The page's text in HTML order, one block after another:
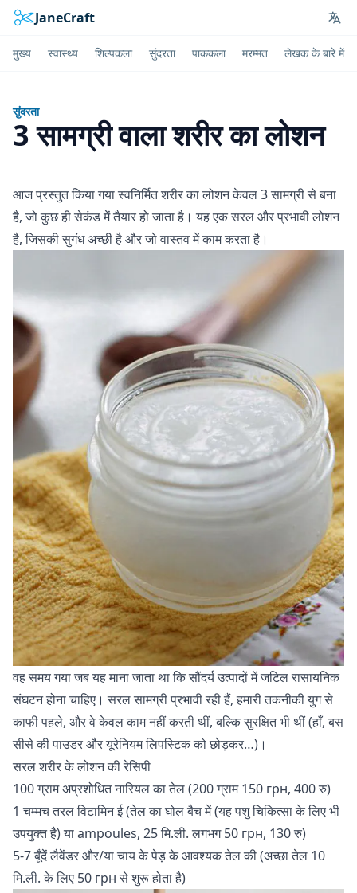
JaneCraft
मुख्य स्वास्थ्य शिल्पकला सुंदरता पाककला मरम्मत लेखक के बारे में
सुंदरता
3 सामग्री वाला शरीर का लोशन
आज प्रस्तुत किया गया स्वनिर्मित शरीर का लोशन केवल 3 सामग्री से बना
है, जो कुछ ही सेकंड में तैयार हो जाता है। यह एक सरल और प्रभावी लोशन
है, जिसकी सुगंध अच्छी है और जो वास्तव में काम करता है।
वह समय गया जब यह माना जाता था कि सौंदर्य उत्पादों में जटिल रासायनिक
संघटन होना चाहिए। सरल सामग्री प्रभावी रही हैं, हमारी तकनीकी युग से
काफी पहले, और वे केवल काम नहीं करती थीं, बल्कि सुरक्षित भी थीं (हाँ, बस
सीसे की पाउडर और यूरेनियम लिपस्टिक को छोड़कर…)।
सरल शरीर के लोशन की रेसिपी
100 ग्राम अप्रशोधित नारियल का तेल (200 ग्राम 150 грн, 400 रु)
1 चम्मच तरल विटामिन ई (तेल का घोल बैच में (यह पशु चिकित्सा के लिए भी
उपयुक्त है) या ampoules, 25 मि.ली. लगभग 50 грн, 130 रु)
5-7 बूँदें लैवेंडर और/या चाय के पेड़ के आवश्यक तेल की (अच्छा तेल 10
मि.ली. के लिए 50 грн से शुरू होता है)